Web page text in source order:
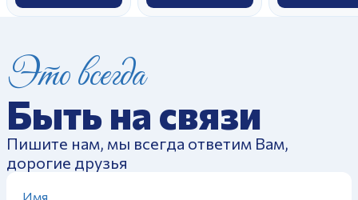
Это всегда
Быть на связи
Пишите нам, мы всегда ответим Вам,
дорогие друзья